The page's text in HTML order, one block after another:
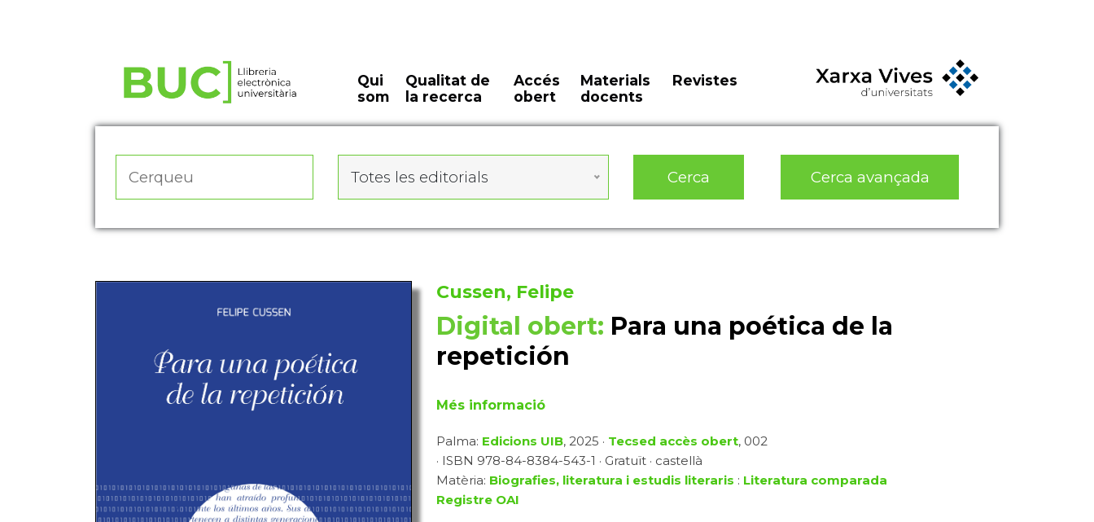
Qui
som
Qualitat de
la recerca
Accés
obert
Materials
docents
Revistes
Totes les editorials Cerca Cerca avançada
Cussen, Felipe
Digital obert: Para una poética de la
repetición
Més informació
Palma: Edicions UIB, 2025 · Tecsed accès obert, 002
· ISBN 978-84-8384-543-1 · Gratuït · castellà
Matèria: Biografies, literatura i estudis literaris : Literatura comparada
Registre OAI